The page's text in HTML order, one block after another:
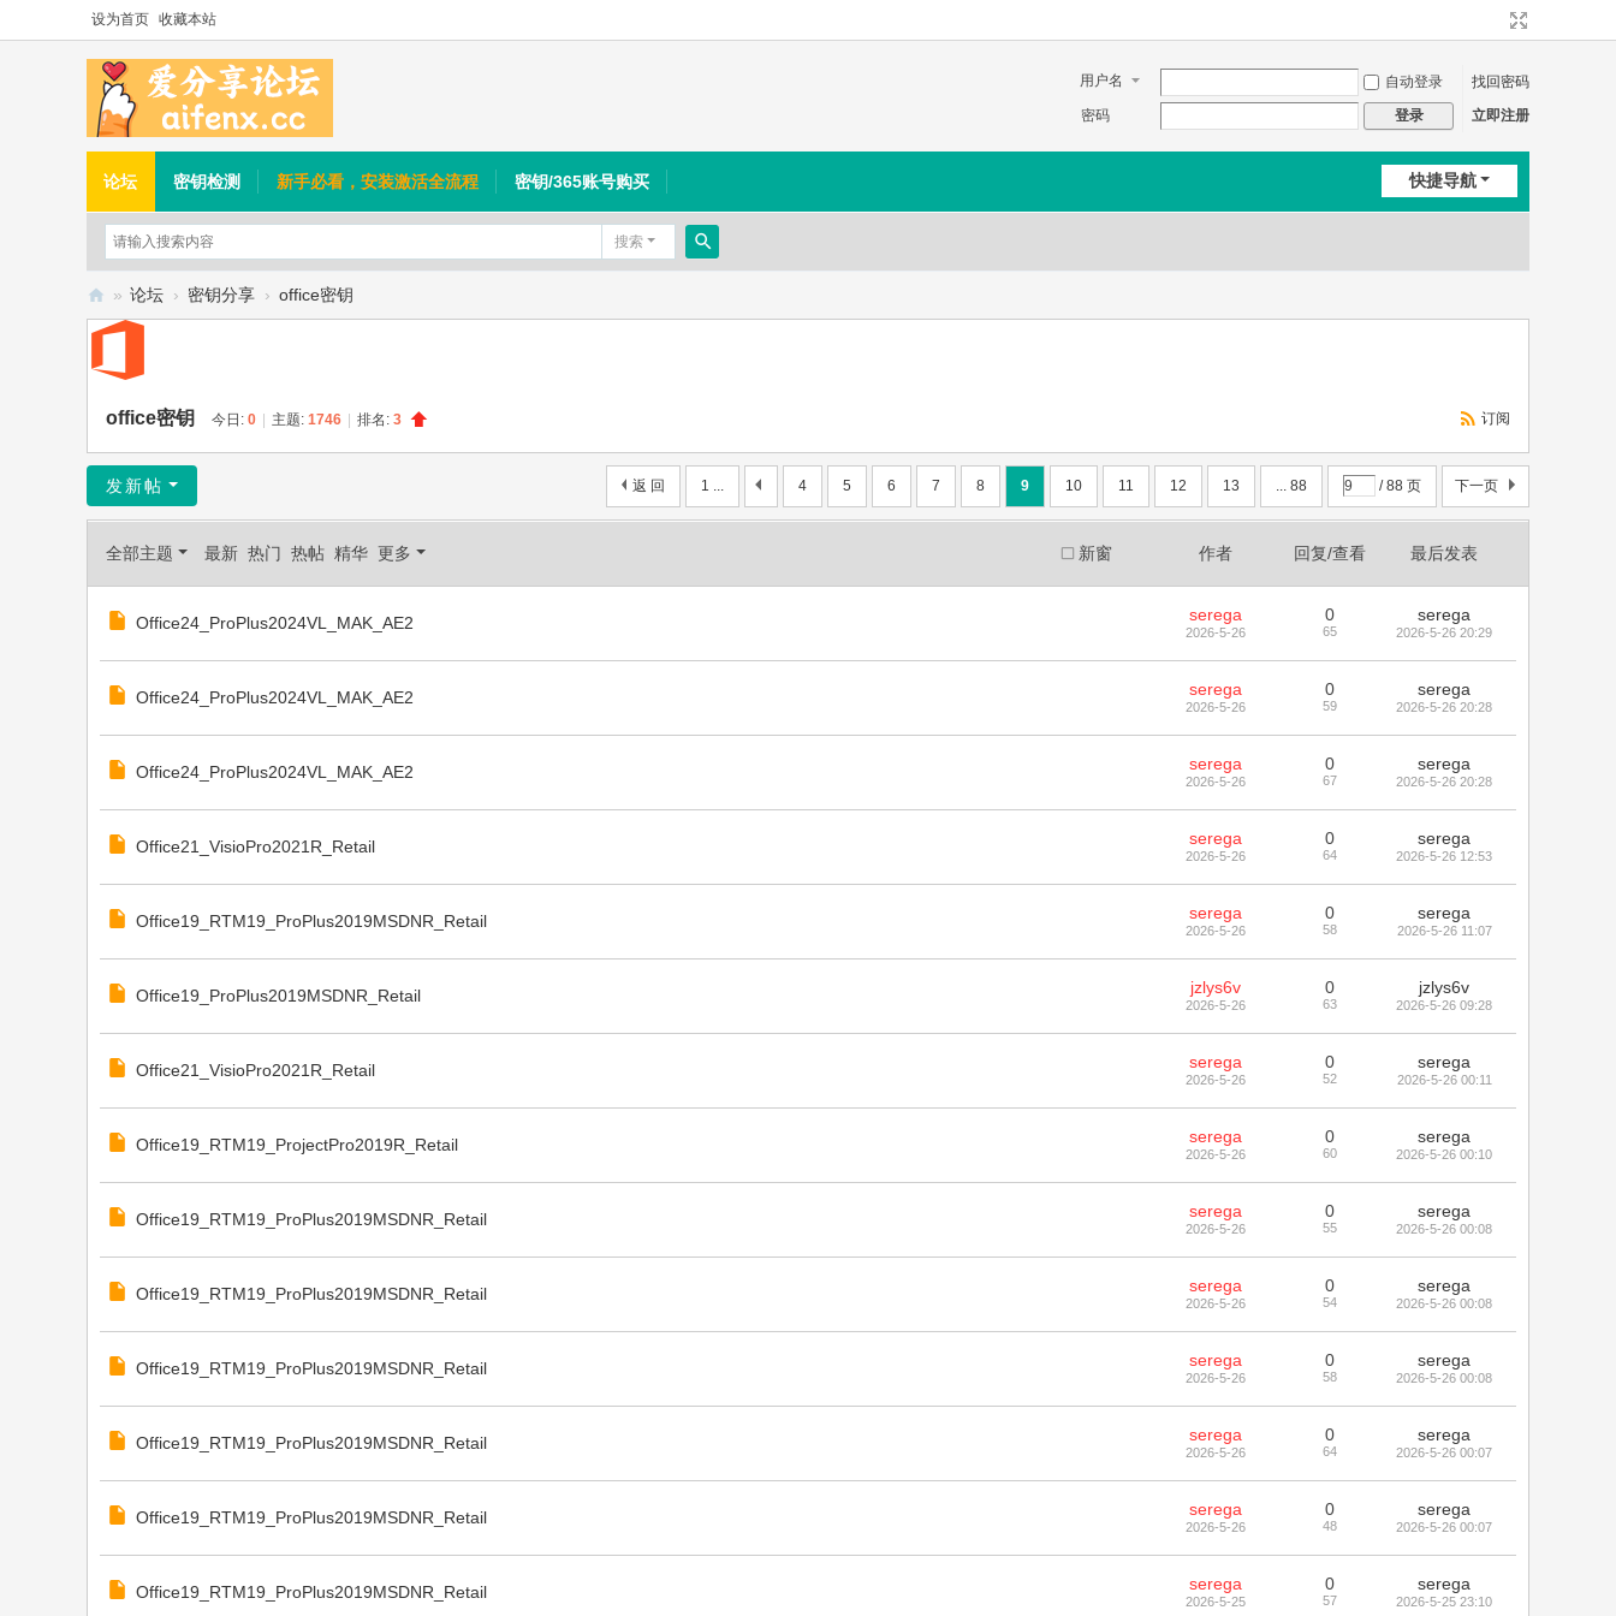
设为首页 收藏本站
用户名 自动登录
找回密码
密码
登录 立即注册
快捷导航
论坛 密钥检测 新手必看，安装激活全流程 密钥/365账号购买
搜索
搜
爱
分
坛
» 论坛 › 密钥分享 › office密钥
订阅
office密钥 今日: 0 主题: 1746 排名: 3
1 ... 4 5 6 7 8 9 10 11 12 13 ... 88 / 88 页 下一页
返 回
发新帖
新窗
全部主题 最新 热门 热帖 精华 更多 作者 回复/查看 最后发表
Office24_ProPlus2024VL_MAK_AE2 serega
2026-5-26
0
65
serega
2026-5-26 20:29
Office24_ProPlus2024VL_MAK_AE2 serega
2026-5-26
0
59
serega
2026-5-26 20:28
Office24_ProPlus2024VL_MAK_AE2 serega
2026-5-26
0
67
serega
2026-5-26 20:28
Office21_VisioPro2021R_Retail serega
2026-5-26
0
64
serega
2026-5-26 12:53
Office19_RTM19_ProPlus2019MSDNR_Retail serega
2026-5-26
0
58
serega
2026-5-26 11:07
Office19_ProPlus2019MSDNR_Retail jzlys6v
2026-5-26
0
63
jzlys6v
2026-5-26 09:28
Office21_VisioPro2021R_Retail serega
2026-5-26
0
52
serega
2026-5-26 00:11
Office19_RTM19_ProjectPro2019R_Retail serega
2026-5-26
0
60
serega
2026-5-26 00:10
Office19_RTM19_ProPlus2019MSDNR_Retail serega
2026-5-26
0
55
serega
2026-5-26 00:08
Office19_RTM19_ProPlus2019MSDNR_Retail serega
2026-5-26
0
54
serega
2026-5-26 00:08
Office19_RTM19_ProPlus2019MSDNR_Retail serega
2026-5-26
0
58
serega
2026-5-26 00:08
Office19_RTM19_ProPlus2019MSDNR_Retail serega
2026-5-26
0
64
serega
2026-5-26 00:07
Office19_RTM19_ProPlus2019MSDNR_Retail serega
2026-5-26
0
48
serega
2026-5-26 00:07
Office19_RTM19_ProPlus2019MSDNR_Retail serega
2026-5-25
0
57
serega
2026-5-25 23:10